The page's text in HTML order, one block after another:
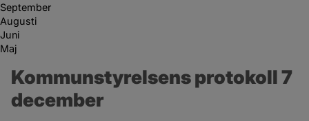
September
Augusti
Juni
Maj
Kommunstyrelsens protokoll 7
december